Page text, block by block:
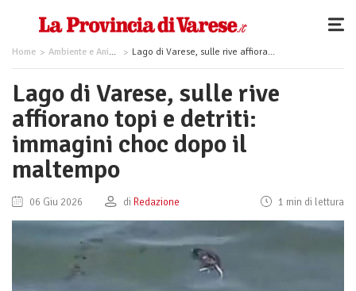
Home Ambiente e Animali Lago di Varese, sulle rive affiorano topi e detriti: immagini choc dopo il maltempo
Lago di Varese, sulle rive
affiorano topi e detriti:
immagini choc dopo il
maltempo
06 Giu 2026 di Redazione 1 min di lettura